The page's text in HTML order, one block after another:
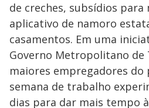
de creches, subsídios
aplicativo de namoro
casamentos. Em uma
Governo Metropolitano de
maiores empregadores do
semana de trabalho
dias para dar mais tempo